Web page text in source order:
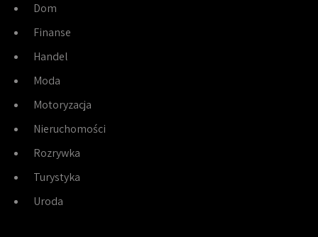
Dom
Finanse
Handel
Moda
Motoryzacja
Nieruchomości
Rozrywka
Turystyka
Uroda